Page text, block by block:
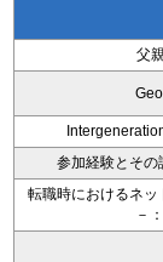
父
参加経験とその
転職時におけるネ
－